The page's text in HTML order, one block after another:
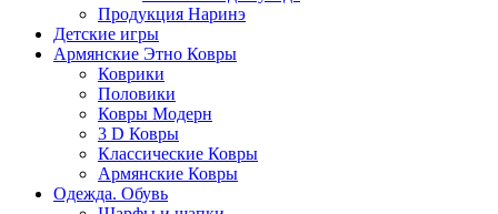
Продукция Наринэ
Детские игры
Армянские Этно Ковры
Коврики
Половики
Ковры Модерн
3 D Ковры
Классические Ковры
Армянские Ковры
Одежда. Обувь